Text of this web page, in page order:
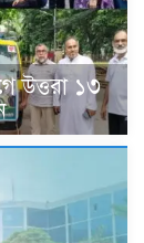
উত্তরা ১৩